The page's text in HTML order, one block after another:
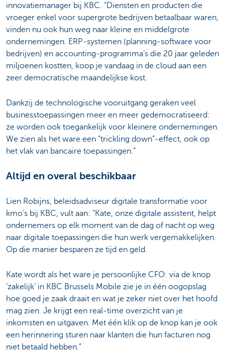
innovatiemanager bij KBC. “Diensten en producten die
vroeger enkel voor supergrote bedrijven betaalbaar waren,
vinden nu ook hun weg naar kleine en middelgrote
ondernemingen. ERP-systemen (planning-software voor
bedrijven) en accounting-programma’s die 20 jaar geleden
miljoenen kostten, koop je vandaag in de cloud aan een
zeer democratische maandelijkse kost.
Dankzij de technologische vooruitgang geraken veel
businesstoepassingen meer en meer gedemocratiseerd:
ze worden ook toegankelijk voor kleinere ondernemingen.
We zien als het ware een “trickling down”-effect, ook op
het vlak van bancaire toepassingen.”
Altijd en overal beschikbaar
Lien Robijns, beleidsadviseur digitale transformatie voor
kmo’s bij KBC, vult aan: “Kate, onze digitale assistent, helpt
ondernemers op elk moment van de dag of nacht op weg
naar digitale toepassingen die hun werk vergemakkelijken.
Op die manier besparen ze tijd en geld.
Kate wordt als het ware je persoonlijke CFO: via de knop
‘zakelijk’ in KBC Brussels Mobile zie je in één oogopslag
hoe goed je zaak draait en wat je zeker niet over het hoofd
mag zien. Je krijgt een real-time overzicht van je
inkomsten en uitgaven. Met één klik op de knop kan je ook
een herinnering sturen naar klanten die hun facturen nog
niet betaald hebben.”